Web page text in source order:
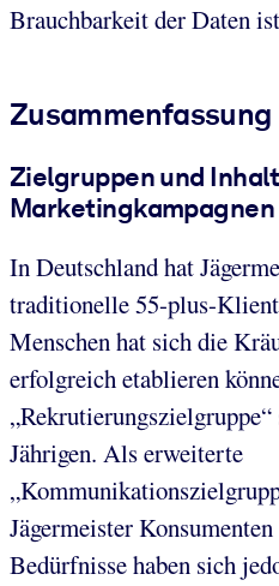
Brauchbarkeit der Daten
Zusammenfassung
Zielgruppen und
Marketingkampagnen
In Deutschland hat
traditionelle 55-plus-
Menschen hat sich die
erfolgreich etablieren
Jährigen. Als erweiterte
Jägermeister
Bedürfnisse haben sich